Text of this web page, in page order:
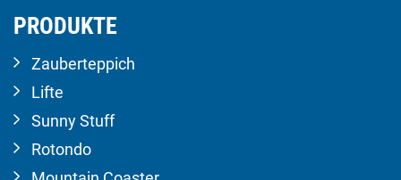
PRODUKTE
Zauberteppich
Lifte
Sunny Stuff
Rotondo